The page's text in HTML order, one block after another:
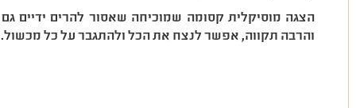
הצגה מוסיקלית קסומה שמוכיחה שאסור להרים ידיים
והרבה תקווה, אפשר לנצח את הכל ולהתגבר על כל מכשול.